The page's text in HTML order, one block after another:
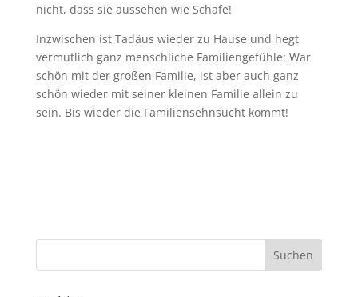
nicht, dass sie aussehen wie Schafe!
Inzwischen ist Tadäus wieder zu Hause und hegt
vermutlich ganz menschliche Familiengefühle: War
schön mit der großen Familie, ist aber auch ganz
schön wieder mit seiner kleinen Familie allein zu
sein. Bis wieder die Familiensehnsucht kommt!